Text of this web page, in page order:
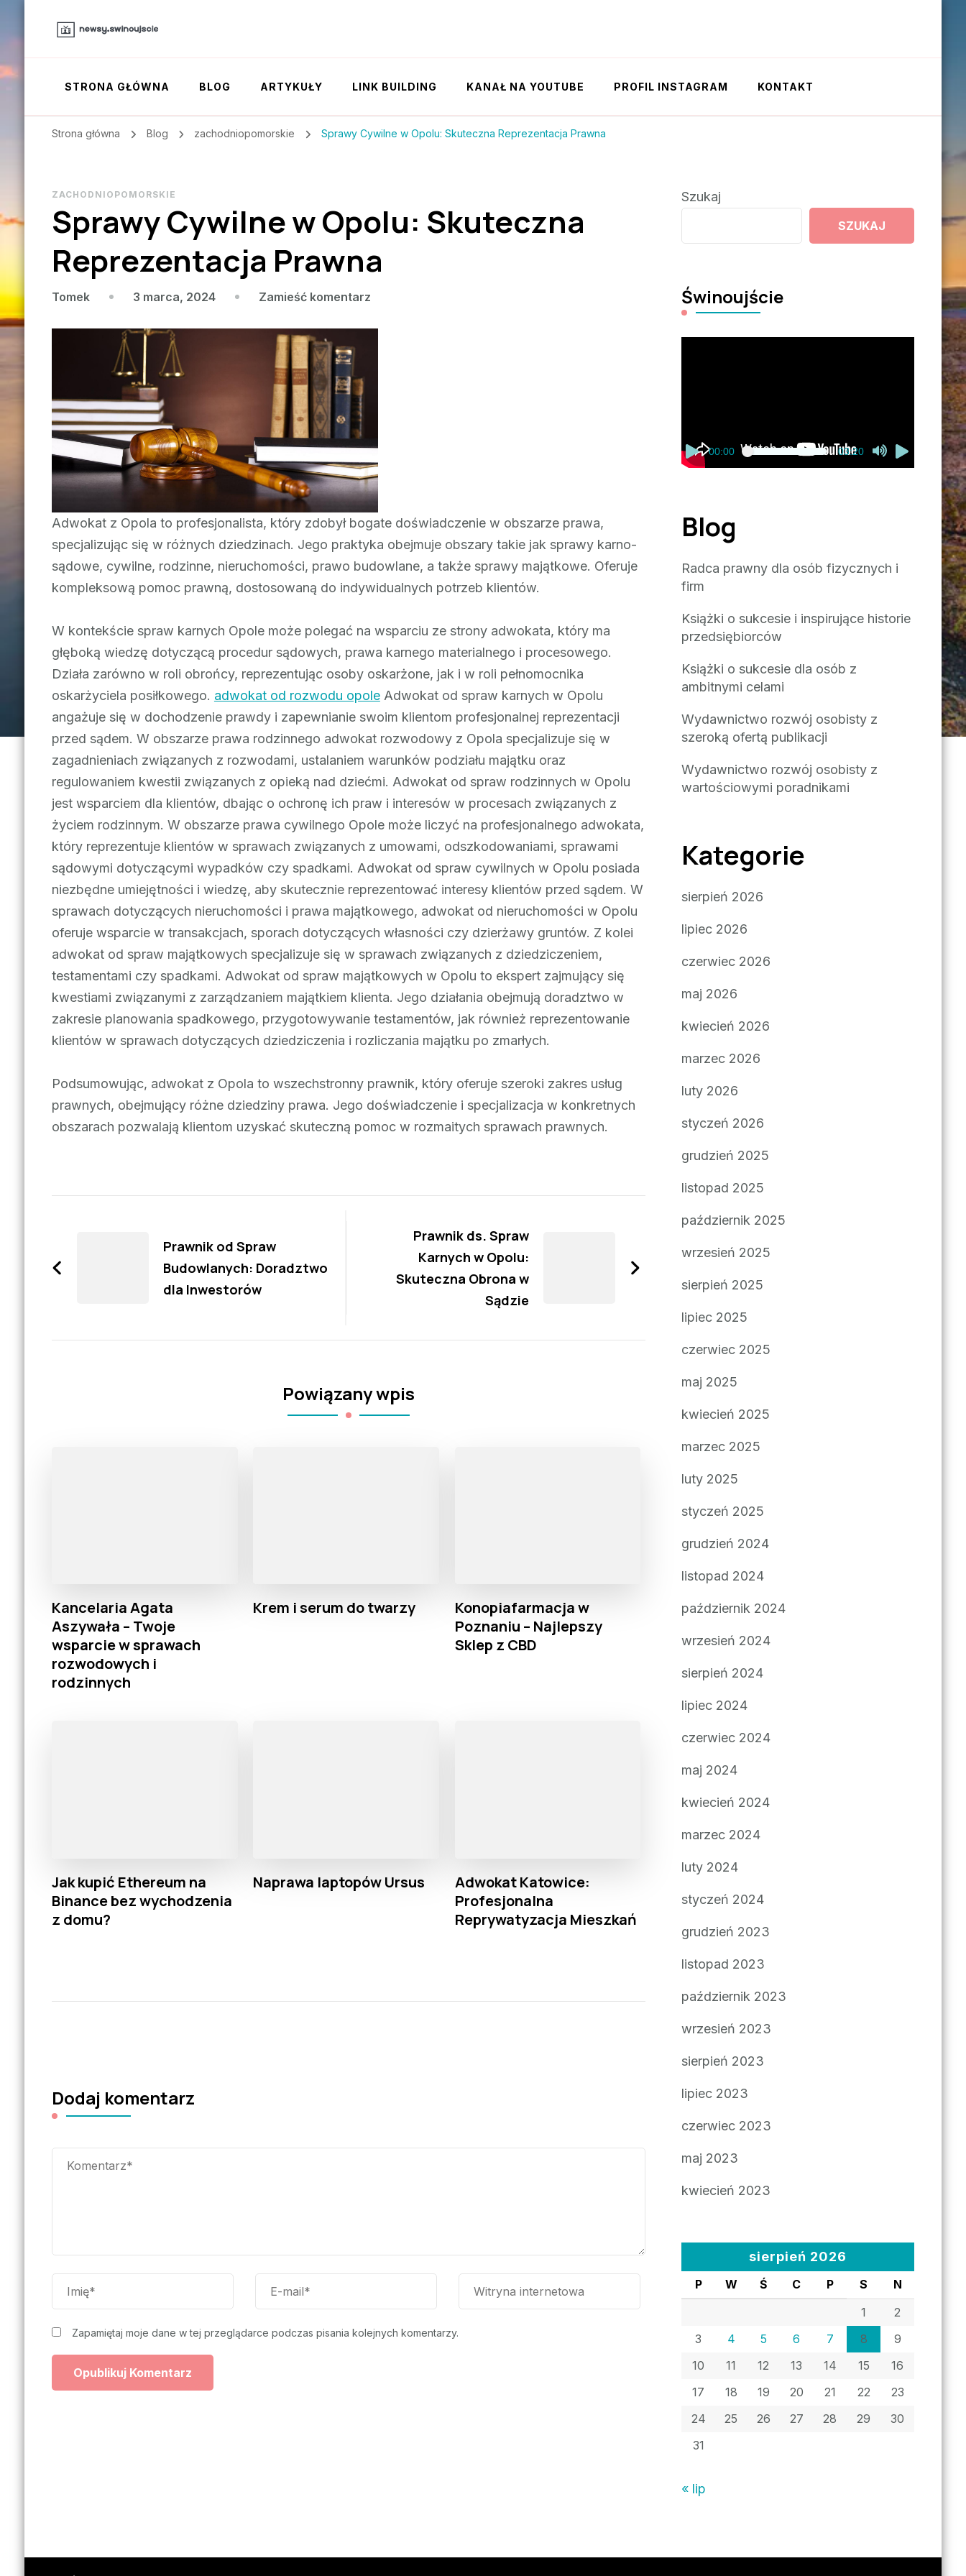
STRONA GŁÓWNA BLOG ARTYKUŁY LINK BUILDING KANAŁ NA YOUTUBE PROFIL INSTAGRAM KONTAKT
Strona główna Blog zachodniopomorskie Sprawy Cywilne w Opolu: Skuteczna Reprezentacja Prawna
ZACHODNIOPOMORSKIE
Sprawy Cywilne w Opolu: Skuteczna
Reprezentacja Prawna
Tomek 3 marca, 2024 Zamieść komentarzwe
Prawna
Adwokat z Opola to profesjonalista, który zdobył bogate doświadczenie w obszarze prawa,
specjalizując się w różnych dziedzinach. Jego praktyka obejmuje obszary takie jak sprawy karno-
sądowe, cywilne, rodzinne, nieruchomości, prawo budowlane, a także sprawy majątkowe. Oferuje
kompleksową pomoc prawną, dostosowaną do indywidualnych potrzeb klientów.
W kontekście spraw karnych Opole może polegać na wsparciu ze strony adwokata, który ma
głęboką wiedzę dotyczącą procedur sądowych, prawa karnego materialnego i procesowego.
Działa zarówno w roli obrońcy, reprezentując osoby oskarżone, jak i w roli pełnomocnika
oskarżyciela posiłkowego. adwokat od rozwodu opoleAdwokat od spraw karnych w Opolu
angażuje się w dochodzenie prawdy i zapewnianie swoim klientom profesjonalnej reprezentacji
przed sądem. W obszarze prawa rodzinnego adwokat rozwodowy z Opola specjalizuje się w
zagadnieniach związanych z rozwodami, ustalaniem warunków podziału majątku oraz
regulowaniem kwestii związanych z opieką nad dziećmi. Adwokat od spraw rodzinnych w Opolu
jest wsparciem dla klientów, dbając o ochronę ich praw i interesów w procesach związanych z
życiem rodzinnym. W obszarze prawa cywilnego Opole może liczyć na profesjonalnego adwokata,
który reprezentuje klientów w sprawach związanych z umowami, odszkodowaniami, sprawami
sądowymi dotyczącymi wypadków czy spadkami. Adwokat od spraw cywilnych w Opolu posiada
niezbędne umiejętności i wiedzę, aby skutecznie reprezentować interesy klientów przed sądem. W
sprawach dotyczących nieruchomości i prawa majątkowego, adwokat od nieruchomości w Opolu
oferuje wsparcie w transakcjach, sporach dotyczących własności czy dzierżawy gruntów. Z kolei
adwokat od spraw majątkowych specjalizuje się w sprawach związanych z dziedziczeniem,
testamentami czy spadkami. Adwokat od spraw majątkowych w Opolu to ekspert zajmujący się
kwestiami związanymi z zarządzaniem majątkiem klienta. Jego działania obejmują doradztwo w
zakresie planowania spadkowego, przygotowywanie testamentów, jak również reprezentowanie
klientów w sprawach dotyczących dziedziczenia i rozliczania majątku po zmarłych.
Podsumowując, adwokat z Opola to wszechstronny prawnik, który oferuje szeroki zakres usług
prawnych, obejmujący różne dziedziny prawa. Jego doświadczenie i specjalizacja w konkretnych
obszarach pozwalają klientom uzyskać skuteczną pomoc w rozmaitych sprawach prawnych.
Prawnik od Spraw
Budowlanych: Doradztwo
dla Inwestorów
Prawnik ds. Spraw
Karnych w Opolu:
Skuteczna Obrona w
Sądzie
Powiązany wpis
Kancelaria Agata
Aszywała – Twoje
wsparcie w sprawach
rozwodowych i
rodzinnych
Krem i serum do twarzy
Konopiafarmacja w
Poznaniu – Najlepszy
Sklep z CBD
Jak kupić Ethereum na
Binance bez wychodzenia
z domu?
Naprawa laptopów Ursus
Adwokat Katowice:
Profesjonalna
Reprywatyzacja Mieszkań
Dodaj komentarz
Zapamiętaj moje dane w tej przeglądarce podczas pisania kolejnych komentarzy.
Szukaj
SZUKAJ
Świnoujście
00:00 03:20
Blog
Radca prawny dla osób fizycznych i
firm
Książki o sukcesie i inspirujące historie
przedsiębiorców
Książki o sukcesie dla osób z
ambitnymi celami
Wydawnictwo rozwój osobisty z
szeroką ofertą publikacji
Wydawnictwo rozwój osobisty z
wartościowymi poradnikami
Kategorie
sierpień 2026
lipiec 2026
czerwiec 2026
maj 2026
kwiecień 2026
marzec 2026
luty 2026
styczeń 2026
grudzień 2025
listopad 2025
październik 2025
wrzesień 2025
sierpień 2025
lipiec 2025
czerwiec 2025
maj 2025
kwiecień 2025
marzec 2025
luty 2025
styczeń 2025
grudzień 2024
listopad 2024
październik 2024
wrzesień 2024
sierpień 2024
lipiec 2024
czerwiec 2024
maj 2024
kwiecień 2024
marzec 2024
luty 2024
styczeń 2024
grudzień 2023
listopad 2023
październik 2023
wrzesień 2023
sierpień 2023
lipiec 2023
czerwiec 2023
maj 2023
kwiecień 2023
sierpień 2026
P W Ś C P S
N
1
2
3
4 5 6 7 8
9
10
11 12 13 14 15
16
17
18 19 20 21 22
23
24
25 26 27 28 29
30
31
« lip